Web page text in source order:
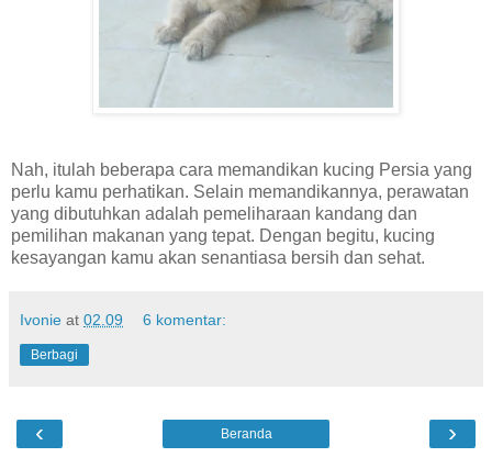
Nah, itulah beberapa cara memandikan kucing Persia yang
perlu kamu perhatikan. Selain memandikannya, perawatan
yang dibutuhkan adalah pemeliharaan kandang dan
pemilihan makanan yang tepat. Dengan begitu, kucing
kesayangan kamu akan senantiasa bersih dan sehat.
Ivonie at 02.09 6 komentar:
Berbagi
‹ ›
Beranda